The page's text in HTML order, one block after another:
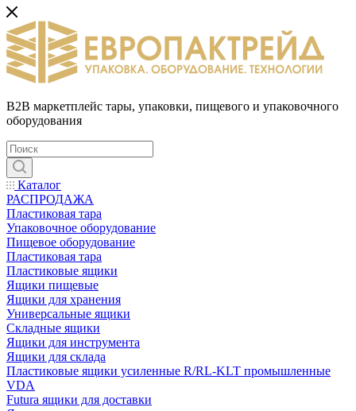
B2B маркетплейс тары, упаковки, пищевого и упаковочного
оборудования
Каталог
РАСПРОДАЖА
Пластиковая тара
Упаковочное оборудование
Пищевое оборудование
Пластиковая тара
Пластиковые ящики
Ящики пищевые
Ящики для хранения
Универсальные ящики
Складные ящики
Ящики для инструмента
Ящики для склада
Пластиковые ящики усиленные R/RL-KLT промышленные
VDA
Futura ящики для доставки